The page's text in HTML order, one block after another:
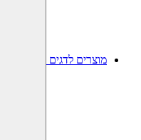
מוצרים לדגים